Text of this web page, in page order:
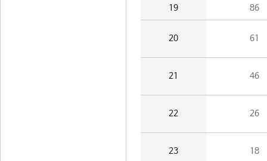
19 86
20 61
21 46
22 26
23 18